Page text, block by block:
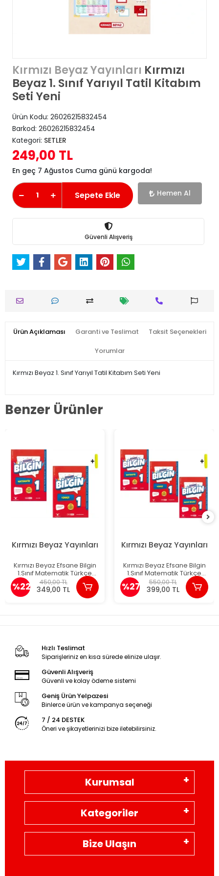
Kırmızı Beyaz Yayınları Kırmızı
Beyaz 1. Sınıf Yarıyıl Tatil Kitabım
Seti Yeni
Ürün Kodu: 26026215832454
Barkod: 26026215832454
Kategori: SETLER
249,00 TL
En geç 7 Ağustos Cuma günü kargoda!
Sepete Ekle Hemen Al
Güvenli Alışveriş
Ürün Açıklaması Garanti ve Teslimat Taksit Seçenekleri
Yorumlar
Kırmızı Beyaz 1. Sınıf Yarıyıl Tatil Kitabım Seti Yeni
Benzer Ürünler
Kırmızı Beyaz Yayınları
Kırmızı Beyaz Efsane Bilgin
1.Sınıf Matematik Türkçe
Yeni
%22 450,00 TL
349,00 TL
Kırmızı Beyaz Yayınları
Kırmızı Beyaz Efsane Bilgin
1.Sınıf Matematik Türkçe
Hayat Bilgisi Yeni
%27 550,00 TL
399,00 TL
Hızlı Teslimat
Siparişleriniz en kısa sürede elinize ulaşır.
Güvenli Alışveriş
Güvenli ve kolay ödeme sistemi
Geniş Ürün Yelpazesi
Binlerce ürün ve kampanya seçeneği
7 / 24 DESTEK
Öneri ve şikayetlerinizi bize iletebilirsiniz.
Kurumsal
Kategoriler
Bize Ulaşın